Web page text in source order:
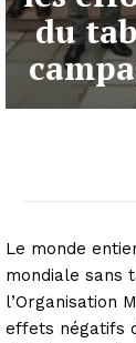
du
Le monde
mondiale sans
l’Organisation
effets négatifs